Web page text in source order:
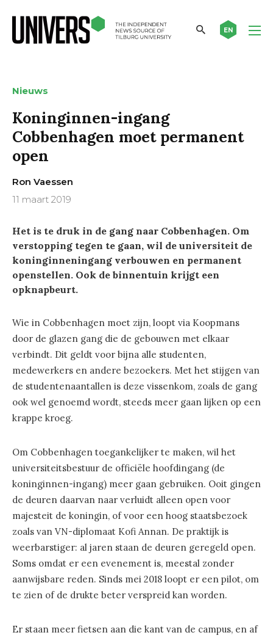
EN
Nieuws
Koninginnen-ingang
Cobbenhagen moet permanent
open
Ron Vaessen
11 maart 2019
Het is te druk in de gang naar Cobbenhagen. Om
verstopping tegen te gaan, wil de universiteit de
koninginneningang verbouwen en permanent
openstellen. Ook de binnentuin krijgt een
opknapbeurt.
Wie in Cobbenhagen moet zijn, loopt via Koopmans
door de glazen gang die de gebouwen met elkaar
verbindt. Dit geldt voor bijna alle studenten,
medewerkers en andere bezoekers. Met het stijgen van
de studentenaantallen is deze vissenkom, zoals de gang
ook wel genoemd wordt, steeds meer gaan lijken op een
krappe kroeg.
Om Cobbenhagen toegankelijker te maken, wil het
universiteitsbestuur de officiële hoofdingang (de
koninginnen-ingang) meer gaan gebruiken. Ooit gingen
de deuren daarvan naar verluidt alleen open voor
majesteit de koningin, of voor een hoog staatsbezoek
zoals van VN-diplomaat Kofi Annan. De praktijk is
weerbarstiger: al jaren staan de deuren geregeld open.
Soms omdat er een evenement is, meestal zonder
aanwijsbare reden. Sinds mei 2018 loopt er een pilot, om
te zien of de drukte beter verspreid kan worden.
Er staan meer fietsen aan die kant van de campus, en af